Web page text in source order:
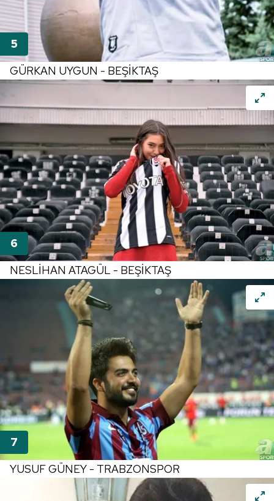
GÜRKAN UYGUN - BEŞİKTAŞ
NESLİHAN ATAGÜL - BEŞİKTAŞ
YUSUF GÜNEY - TRABZONSPOR